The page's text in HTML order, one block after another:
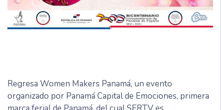
Regresa Women Makers Panamá, un evento
organizado por Panamá Capital de Emociones, primera